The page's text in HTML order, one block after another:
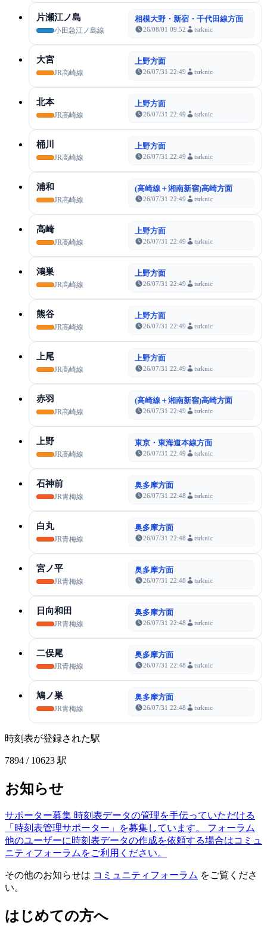
片瀬江ノ島
小田急江ノ島線
相模大野・新宿・千代田線方面
26/08/01 09:52 tsrknic
大宮
JR高崎線
上野方面
26/07/31 22:49 tsrknic
北本
JR高崎線
上野方面
26/07/31 22:49 tsrknic
桶川
JR高崎線
上野方面
26/07/31 22:49 tsrknic
浦和
JR高崎線
(高崎線＋湘南新宿)高崎方面
26/07/31 22:49 tsrknic
高崎
JR高崎線
上野方面
26/07/31 22:49 tsrknic
鴻巣
JR高崎線
上野方面
26/07/31 22:49 tsrknic
熊谷
JR高崎線
上野方面
26/07/31 22:49 tsrknic
上尾
JR高崎線
上野方面
26/07/31 22:49 tsrknic
赤羽
JR高崎線
(高崎線＋湘南新宿)高崎方面
26/07/31 22:49 tsrknic
上野
JR高崎線
東京・東海道本線方面
26/07/31 22:49 tsrknic
石神前
JR青梅線
奥多摩方面
26/07/31 22:48 tsrknic
白丸
JR青梅線
奥多摩方面
26/07/31 22:48 tsrknic
宮ノ平
JR青梅線
奥多摩方面
26/07/31 22:48 tsrknic
日向和田
JR青梅線
奥多摩方面
26/07/31 22:48 tsrknic
二俣尾
JR青梅線
奥多摩方面
26/07/31 22:48 tsrknic
鳩ノ巣
JR青梅線
奥多摩方面
26/07/31 22:48 tsrknic
時刻表が登録された駅
7894 / 10623 駅
お知らせ
サポーター募集 時刻表データの管理を手伝っていただける
「時刻表管理サポーター」を募集しています。
フォーラム
他のユーザーに時刻表データの作成を依頼する場合はコミュ
ニティフォーラムをご利用ください。
その他のお知らせは コミュニティフォーラム をご覧くださ
い。
はじめての方へ